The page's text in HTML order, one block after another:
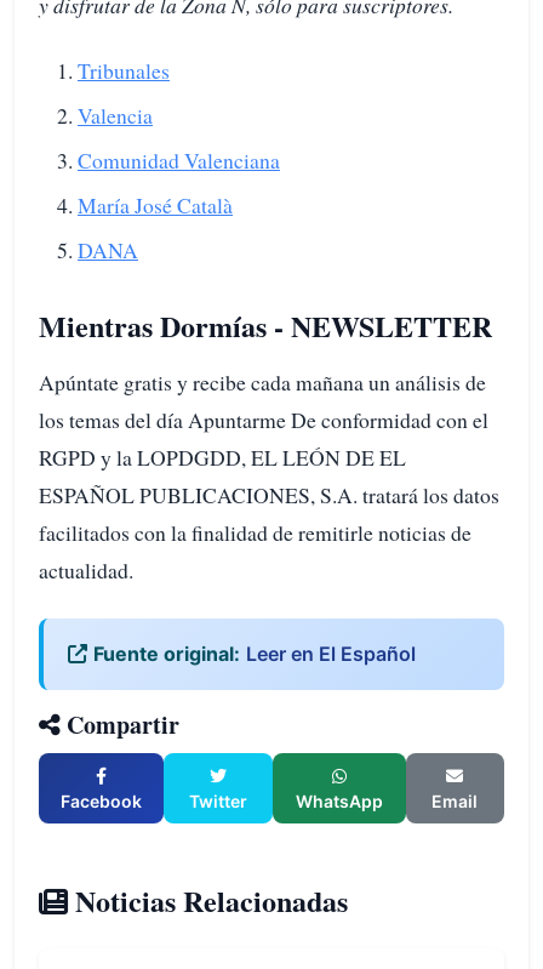
Tribunales
Valencia
Comunidad Valenciana
María José Català
DANA
Mientras Dormías - NEWSLETTER
Apúntate gratis y recibe cada mañana un análisis de
los temas del día Apuntarme De conformidad con el
RGPD y la LOPDGDD, EL LEÓN DE EL
ESPAÑOL PUBLICACIONES, S.A. tratará los datos
facilitados con la finalidad de remitirle noticias de
actualidad.
Fuente original: Leer en El Español
Compartir
Facebook Twitter WhatsApp Email
Noticias Relacionadas